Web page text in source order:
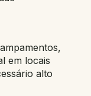
em locais
alto